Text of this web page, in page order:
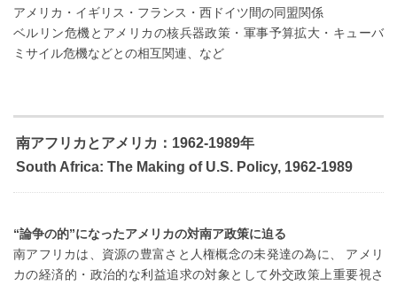
アメリカ・イギリス・フランス・西ドイツ間の同盟関係
ベルリン危機とアメリカの核兵器政策・軍事予算拡大・キューバ
ミサイル危機などとの相互関連、など
南アフリカとアメリカ：1962-1989年
South Africa: The Making of U.S. Policy, 1962-1989
“論争の的”になったアメリカの対南ア政策に迫る
南アフリカは、資源の豊富さと人権概念の未発達の為に、 アメリ
カの経済的・政治的な利益追求の対象として外交政策上重要視さ